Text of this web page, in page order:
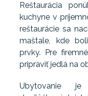
Reštaurácia
kuchyne v
reštaurácie sa
maštale, kde
prvky. Pre
pripraviť jedlá na
Ubytovanie